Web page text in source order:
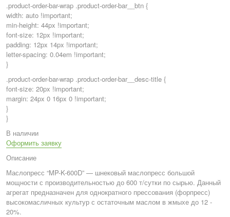
.product-order-bar-wrap .product-order-bar__btn {
width: auto !important;
min-height: 44px !important;
font-size: 12px !important;
padding: 12px 14px !important;
letter-spacing: 0.04em !important;
}
.product-order-bar-wrap .product-order-bar__desc-title {
font-size: 20px !important;
margin: 24px 0 16px 0 !important;
}
}
В наличии
Оформить заявку
Описание
Маслопресс “MP-K-600D” — шнековый маслопресс большой
мощности с производительностью до 600 т/сутки по сырью. Данный
агрегат предназначен для однократного прессования (форпресс)
высокомасличных культур с остаточным маслом в жмыхе до 12 -
20%.